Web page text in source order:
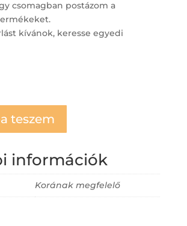
csomagban postázom a
kívánok, keresse egyedi
teszem
információk
Korának megfelelő